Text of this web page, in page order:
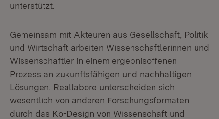
unterstützt.
Gemeinsam mit Akteuren aus Gesellschaft, Politik
und Wirtschaft arbeiten Wissenschaftlerinnen und
Wissenschaftler in einem ergebnisoffenen
Prozess an zukunftsfähigen und nachhaltigen
Lösungen. Reallabore unterscheiden sich
wesentlich von anderen Forschungsformaten
durch das Ko-Design von Wissenschaft und